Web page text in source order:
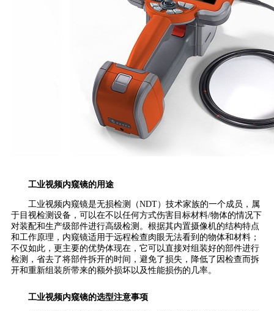
工业视频内窥镜的用途
工业视频内窥镜是无损检测（NDT）技术家族的一个成员，属
于目视检测设备，可以在不以任何方式伤害目标材料/物体的情况下
对装配和生产级部件进行高级检测。根据其内置摄像机的结构特点
和工作原理，内窥镜适用于远程检查肉眼无法看到的物体和材料；
不仅如此，更主要的优势体现在，它可以直接对组装好的部件进行
检测，省去了将部件拆开的时间，避免了损失，降低了因检查而拆
开和重新组装所带来的额外损坏以及性能损伤的几率。
工业视频内窥镜的选型注意事项